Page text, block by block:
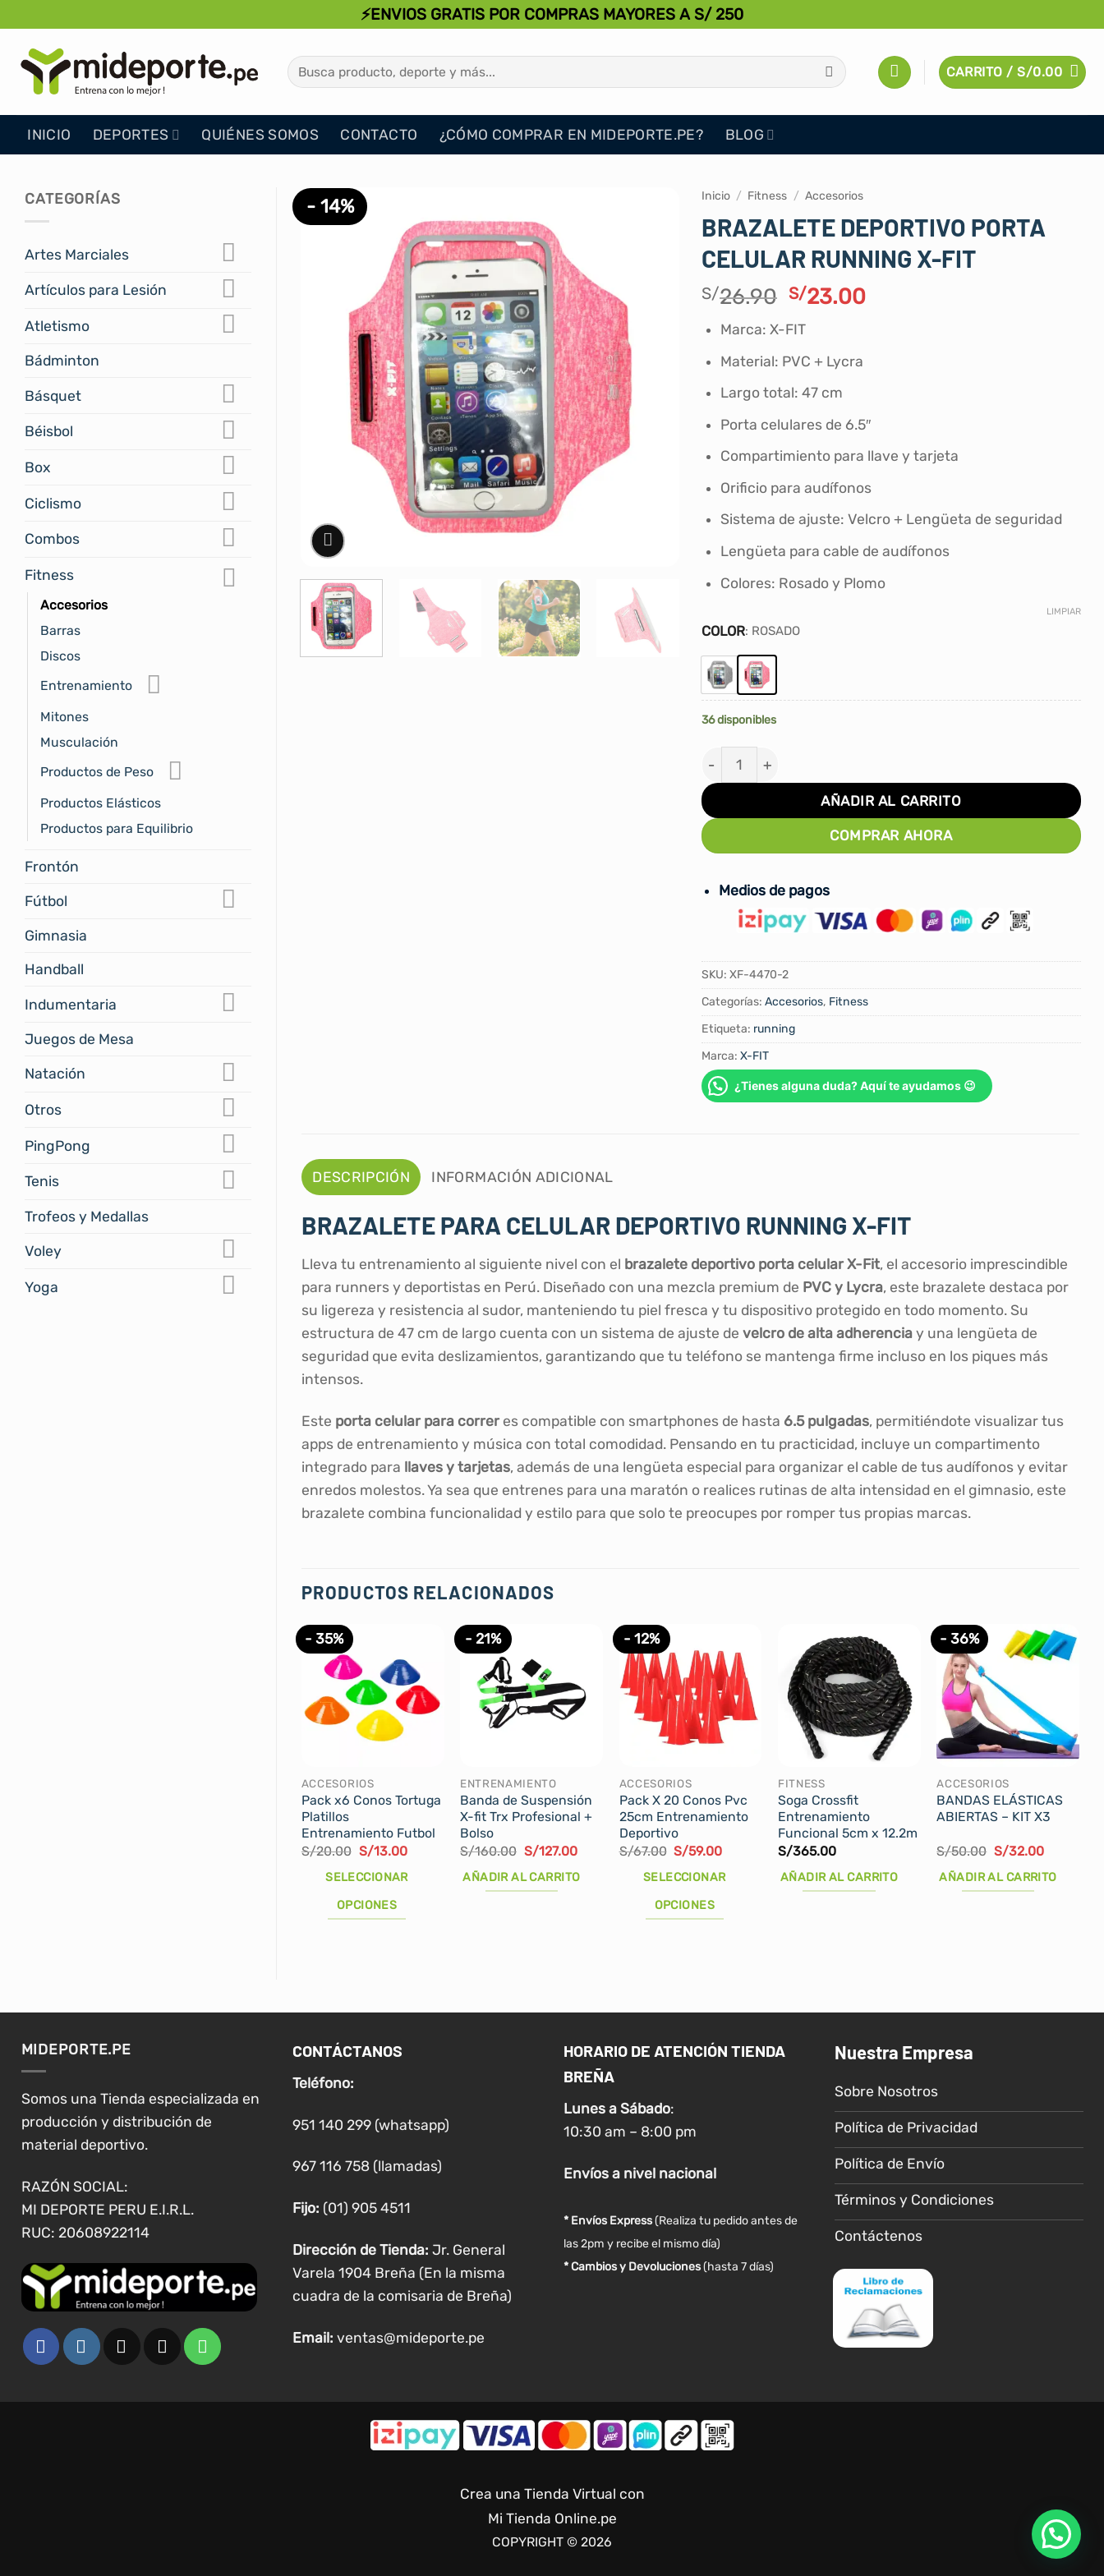
al
contenido
⚡ENVIOS GRATIS POR COMPRAS MAYORES A S/ 250
Buscar
por:
CARRITO /S/0.00
INICIO DEPORTES QUIÉNES SOMOS CONTACTO ¿CÓMO COMPRAR EN MIDEPORTE.PE? BLOG
CATEGORÍAS
Artes Marciales
Artículos para Lesión
Atletismo
Bádminton
Básquet
Béisbol
Box
Ciclismo
Combos
Fitness
Accesorios
Barras
Discos
Entrenamiento
Mitones
Musculación
Productos de Peso
Productos Elásticos
Productos para Equilibrio
Frontón
Fútbol
Gimnasia
Handball
Indumentaria
Juegos de Mesa
Natación
Otros
PingPong
Tenis
Trofeos y Medallas
Voley
Yoga
- 14% Inicio / Fitness / Accesorios
BRAZALETE DEPORTIVO PORTA
CELULAR RUNNING X-FIT
S/26.90 El
precio
original
era:
S/26.90.
S/23.00El
Marca: X-FIT
Material: PVC + Lycra
Largo total: 47 cm
Porta celulares de 6.5″
Compartimiento para llave y tarjeta
Orificio para audífonos
Sistema de ajuste: Velcro + Lengüeta de seguridad
Lengüeta para cable de audífonos
Colores: Rosado y Plomo
COLOR: ROSADO
LIMPIAR
36 disponibles
BRAZALETE DEPORTIVO PORTA CELULAR RUNNING X-FIT
AÑADIR AL CARRITO
COMPRAR AHORA
Medios de pagos
SKU: XF-4470-2
Categorías: Accesorios, Fitness
Etiqueta: running
Marca: X-FIT
¿Tienes alguna duda? Aquí te ayudamos 😉
DESCRIPCIÓN INFORMACIÓN ADICIONAL
BRAZALETE PARA CELULAR DEPORTIVO RUNNING X-FIT
Lleva tu entrenamiento al siguiente nivel con el brazalete deportivo porta celular X-Fit, el accesorio imprescindible
para runners y deportistas en Perú. Diseñado con una mezcla premium de PVC y Lycra, este brazalete destaca por
su ligereza y resistencia al sudor, manteniendo tu piel fresca y tu dispositivo protegido en todo momento. Su
estructura de 47 cm de largo cuenta con un sistema de ajuste de velcro de alta adherencia y una lengüeta de
seguridad que evita deslizamientos, garantizando que tu teléfono se mantenga firme incluso en los piques más
intensos.
Este porta celular para correres compatible con smartphones de hasta 6.5 pulgadas, permitiéndote visualizar tus
apps de entrenamiento y música con total comodidad. Pensando en tu practicidad, incluye un compartimento
integrado para llaves y tarjetas, además de una lengüeta especial para organizar el cable de tus audífonos y evitar
enredos molestos. Ya sea que entrenes para una maratón o realices rutinas de alta intensidad en el gimnasio, este
brazalete combina funcionalidad y estilo para que solo te preocupes por romper tus propias marcas.
PRODUCTOS RELACIONADOS
- 35%
ACCESORIOS
Pack x6 Conos Tortuga
Platillos
Entrenamiento Futbol
S/20.00 El
precio
original
S/20.00.
S/13.00El
actual
SELECCIONAR
OPCIONES
variantes.
opciones
se
pueden
en
página
producto
- 21%
ENTRENAMIENTO
Banda de Suspensión
X-fit Trx Profesional +
Bolso
S/160.00 El
precio
original
era:
S/127.00El
actual
AÑADIR AL CARRITO
- 12%
ACCESORIOS
Pack X 20 Conos Pvc
25cm Entrenamiento
Deportivo
S/67.00 El
precio
original
S/67.00.
S/59.00El
actual
SELECCIONAR
OPCIONES
variantes.
opciones
elegir
en
página
producto
FITNESS
Soga Crossfit
Entrenamiento
Funcional 5cm x 12.2m
S/365.00
AÑADIR AL CARRITO
- 36%
ACCESORIOS
BANDAS ELÁSTICAS
ABIERTAS – KIT X3
S/50.00 El
precio
original
era:
S/32.00El
actual
AÑADIR AL CARRITO
MIDEPORTE.PE
Somos una Tienda especializada en
producción y distribución de
material deportivo.
RAZÓN SOCIAL:
MI DEPORTE PERU E.I.R.L.
RUC: 20608922114
CONTÁCTANOS
Teléfono:
951 140 299 (whatsapp)
967 116 758 (llamadas)
Fijo: (01) 905 4511
Dirección de Tienda: Jr. General
Varela 1904 Breña (En la misma
cuadra de la comisaria de Breña)
Email: ventas@mideporte.pe
HORARIO DE ATENCIÓN TIENDA
BREÑA
Lunes a Sábado:
10:30 am – 8:00 pm
Envíosa nivel nacional
* Envíos Express(Realiza tu pedido antes de
las 2pm y recibe el mismo día)
* Cambios y Devoluciones (hasta 7 días)
Nuestra Empresa
Sobre Nosotros
Política de Privacidad
Política de Envío
Términos y Condiciones
Contáctenos
Crea una Tienda Virtual con
Mi Tienda Online.pe
COPYRIGHT © 2026